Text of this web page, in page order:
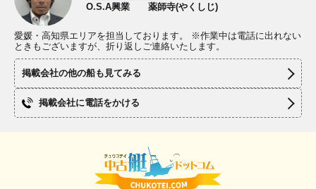
O.S.A興業 薬師寺(やくしじ)
愛媛・高知県エリアを担当しております。 ※作業中は電話に出れない
ときもございますが、折り返しご連絡いたします。
掲載会社の他の船も見てみる
掲載会社に電話をかける